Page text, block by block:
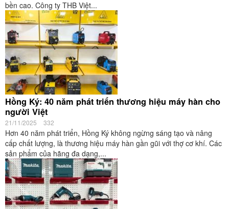
bền cao. Công ty THB Việt...
Hồng Ký: 40 năm phát triển thương hiệu máy hàn cho
người Việt
21/11/2025 332
Hơn 40 năm phát triển, Hồng Ký không ngừng sáng tạo và nâng
cấp chất lượng, là thương hiệu máy hàn gần gũi với thợ cơ khí. Các
sản phẩm của hãng đa dạng,...